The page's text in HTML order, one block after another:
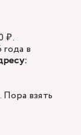
₽.
в
взять